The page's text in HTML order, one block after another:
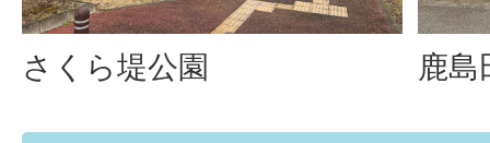
さくら堤公園 鹿島